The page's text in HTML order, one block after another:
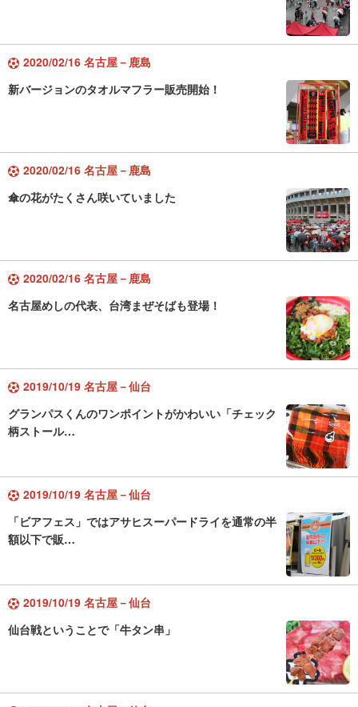
2020/02/16 名古屋－鹿島
新バージョンのタオルマフラー販売開始！
2020/02/16 名古屋－鹿島
傘の花がたくさん咲いていました
2020/02/16 名古屋－鹿島
名古屋めしの代表、台湾まぜそばも登場！
2019/10/19 名古屋－仙台
グランパスくんのワンポイントがかわいい「チェック
柄ストール…
2019/10/19 名古屋－仙台
「ビアフェス」ではアサヒスーパードライを通常の半
額以下で販…
2019/10/19 名古屋－仙台
仙台戦ということで「牛タン串」